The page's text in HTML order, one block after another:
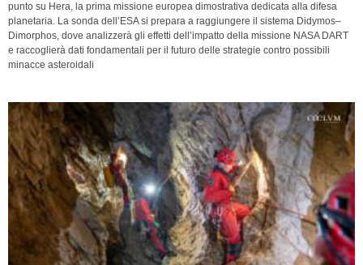
punto su Hera, la prima missione europea dimostrativa dedicata alla difesa
planetaria. La sonda dell’ESA si prepara a raggiungere il sistema Didymos–
Dimorphos, dove analizzerà gli effetti dell’impatto della missione NASA DART
e raccoglierà dati fondamentali per il futuro delle strategie contro possibili
minacce asteroidali